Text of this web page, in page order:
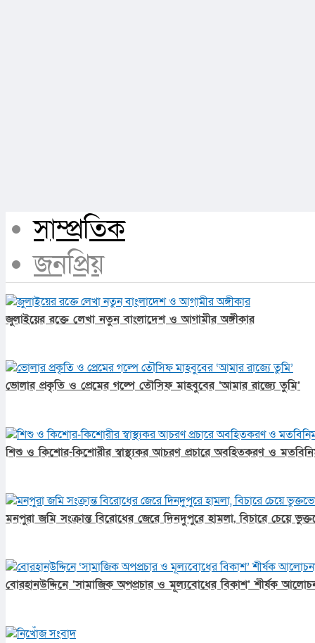
সাম্প্রতিক
জনপ্রিয়
জুলাইয়ের রক্তে লেখা নতুন বাংলাদেশ ও আগামীর অঙ্গীকার​
ভোলার প্রকৃতি ও প্রেমের গল্পে তৌসিফ মাহবুবের ‘আমার রাজ্যে তুমি’
শিশু ও কিশোর-কিশোরীর স্বাস্থ্যকর আচরণ প্রচারে অবহিতকরণ ও
মনপুরা জমি সংক্রান্ত বিরোধের জেরে দিনদুপুরে হামলা, বিচারে চেয়ে
বোরহানউদ্দিনে ‘সামাজিক অপপ্রচার ও মূল্যবোধের বিকাশ’ শীর্ষক